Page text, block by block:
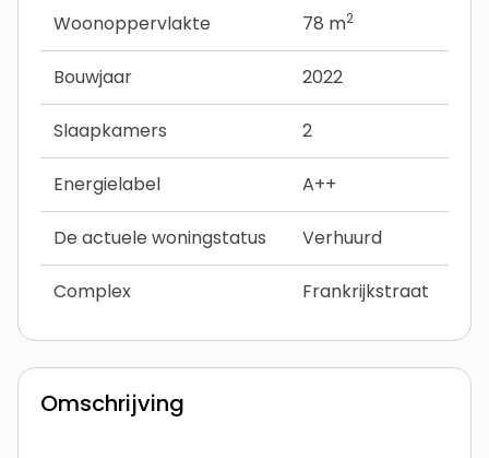
Woonoppervlakte 78 m2
Bouwjaar 2022
Slaapkamers 2
Energielabel A++
De actuele woningstatus Verhuurd
Complex Frankrijkstraat
Omschrijving